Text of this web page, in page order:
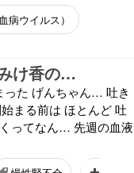
病ウイルス）
け香の…
った げんちゃん… 吐き
まる前は ほとんど 吐
ってなん… 先週の血液